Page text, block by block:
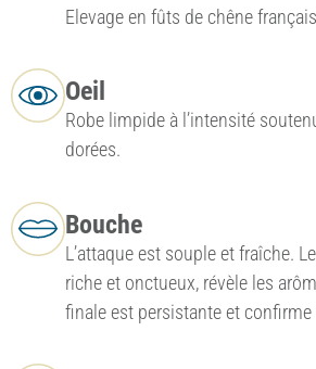
Elevage en fûts de chêne
Oeil
Robe limpide à l’intensité
dorées.
Bouche
L’attaque est souple et fraîche.
riche et onctueux, révèle les
finale est persistante et